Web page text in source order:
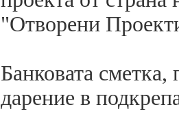
"Отворени
Банковата сметка,
дарение в